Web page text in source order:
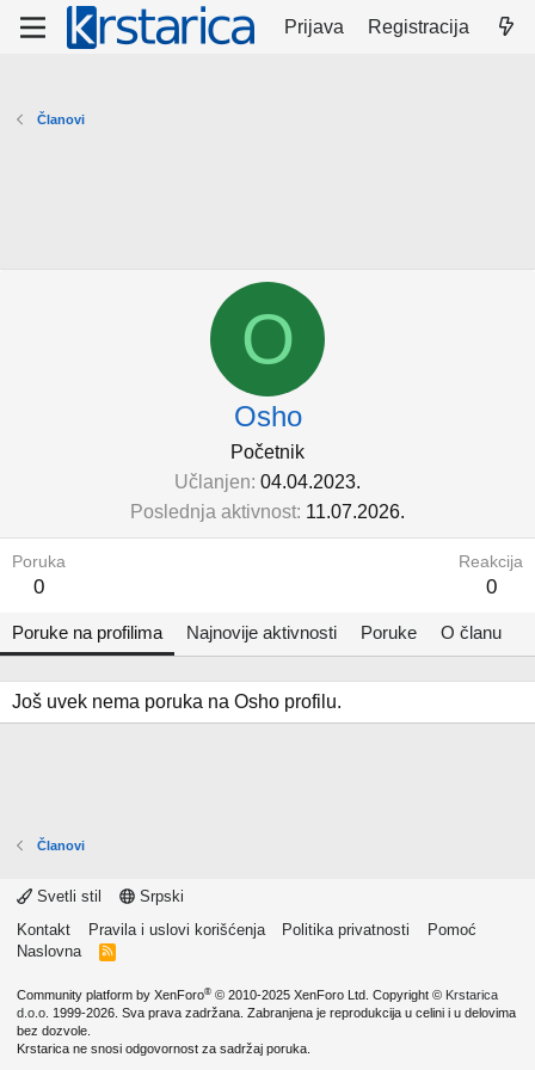
Prijava Registracija
Članovi
O
Osho
Početnik
Učlanjen 04.04.2023.
Poslednja aktivnost 11.07.2026.
Poruka
0
Reakcija
0
Poruke na profilima Najnovije aktivnosti Poruke O članu
Još uvek nema poruka na Osho profilu.
Članovi
Svetli stil
Srpski
Kontakt
Pravila i uslovi korišćenja Politika privatnosti
Pomoć
Naslovna
R
Community platform by XenForo® © 2010-2025 XenForo Ltd. Copyright © Krstarica
d.o.o. 1999-2026. Sva prava zadržana. Zabranjena je reprodukcija u celini i u delovima
bez dozvole.
Krstarica ne snosi odgovornost za sadržaj poruka.